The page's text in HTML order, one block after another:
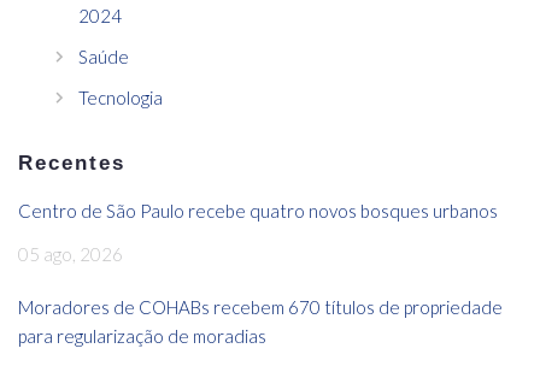
2024
Saúde
Tecnologia
Recentes
Centro de São Paulo recebe quatro novos bosques urbanos
05 ago, 2026
Moradores de COHABs recebem 670 títulos de propriedade
para regularização de moradias